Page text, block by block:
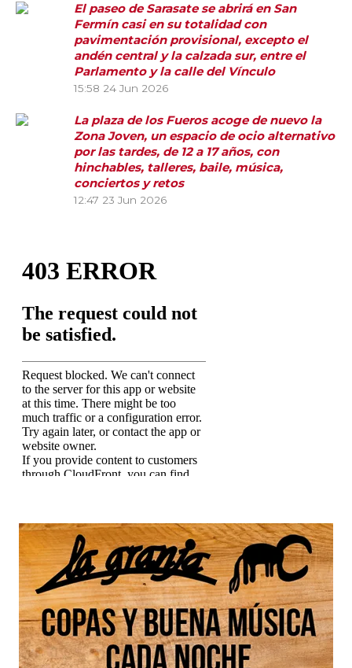
El paseo de Sarasate se abrirá en San
Fermín casi en su totalidad con
pavimentación provisional, excepto el
andén central y la calzada sur, entre el
Parlamento y la calle del Vínculo
15:58 24 Jun 2026
La plaza de los Fueros acoge de nuevo la
Zona Joven, un espacio de ocio alternativo
por las tardes, de 12 a 17 años, con
hinchables, talleres, baile, música,
conciertos y retos
12:47 23 Jun 2026